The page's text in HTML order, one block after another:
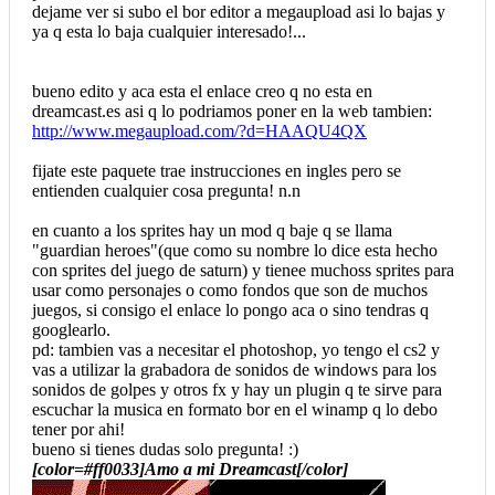
dejame ver si subo el bor editor a megaupload asi lo bajas y
ya q esta lo baja cualquier interesado!...
bueno edito y aca esta el enlace creo q no esta en
dreamcast.es asi q lo podriamos poner en la web tambien:
http://www.megaupload.com/?d=HAAQU4QX
fijate este paquete trae instrucciones en ingles pero se
entienden cualquier cosa pregunta! n.n
en cuanto a los sprites hay un mod q baje q se llama
"guardian heroes"(que como su nombre lo dice esta hecho
con sprites del juego de saturn) y tienee muchoss sprites para
usar como personajes o como fondos que son de muchos
juegos, si consigo el enlace lo pongo aca o sino tendras q
googlearlo.
pd: tambien vas a necesitar el photoshop, yo tengo el cs2 y
vas a utilizar la grabadora de sonidos de windows para los
sonidos de golpes y otros fx y hay un plugin q te sirve para
escuchar la musica en formato bor en el winamp q lo debo
tener por ahi!
bueno si tienes dudas solo pregunta! :)
[color=#ff0033]Amo a mi Dreamcast[/color]